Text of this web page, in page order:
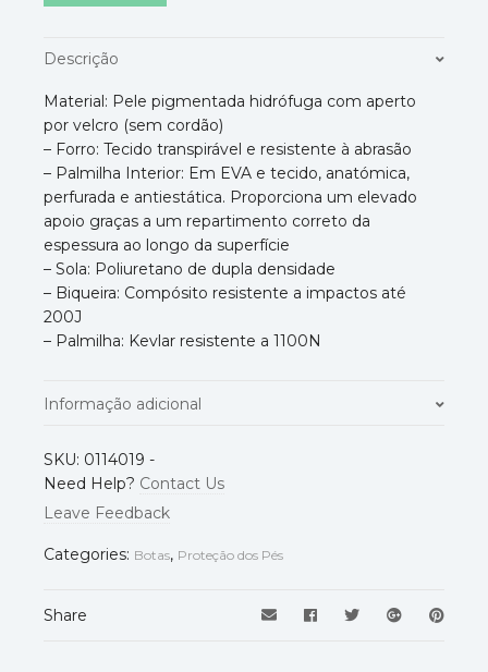
Descrição
Material: Pele pigmentada hidrófuga com aperto
por velcro (sem cordão)
– Forro: Tecido transpirável e resistente à abrasão
– Palmilha Interior: Em EVA e tecido, anatómica,
perfurada e antiestática. Proporciona um elevado
apoio graças a um repartimento correto da
espessura ao longo da superfície
– Sola: Poliuretano de dupla densidade
– Biqueira: Compósito resistente a impactos até
200J
– Palmilha: Kevlar resistente a 1100N
Informação adicional
Modelo
Normas
Tamanho 39,40,41
SKU: 0114019 -
Need Help? Contact Us
Leave Feedback
Categories: Botas, Proteção dos Pés
Share